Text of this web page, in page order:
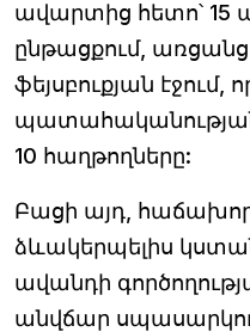
ավարտից հետո՝
ընթացքում,
ֆեյսբուքյան էջում,
պատահականության
10 հաղթողները:
Բացի այդ,
ձևակերպելիս
ավանդի
անվճար